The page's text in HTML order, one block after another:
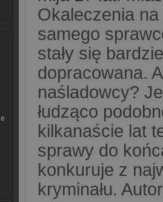
Okaleczenia
samego
stały się
dopracowana.
naśladowcy?
łudząco
kilkanaście lat
sprawy do
konkuruje z
kryminału.